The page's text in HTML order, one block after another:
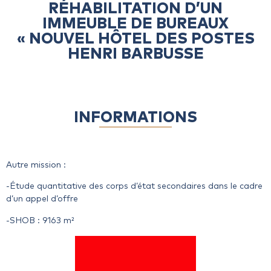
RÉHABILITATION D’UN
IMMEUBLE DE BUREAUX
« NOUVEL HÔTEL DES POSTES
HENRI BARBUSSE
INFORMATIONS
Autre mission :
-Étude quantitative des corps d’état secondaires dans le cadre
d’un appel d’offre
-SHOB : 9163 m²